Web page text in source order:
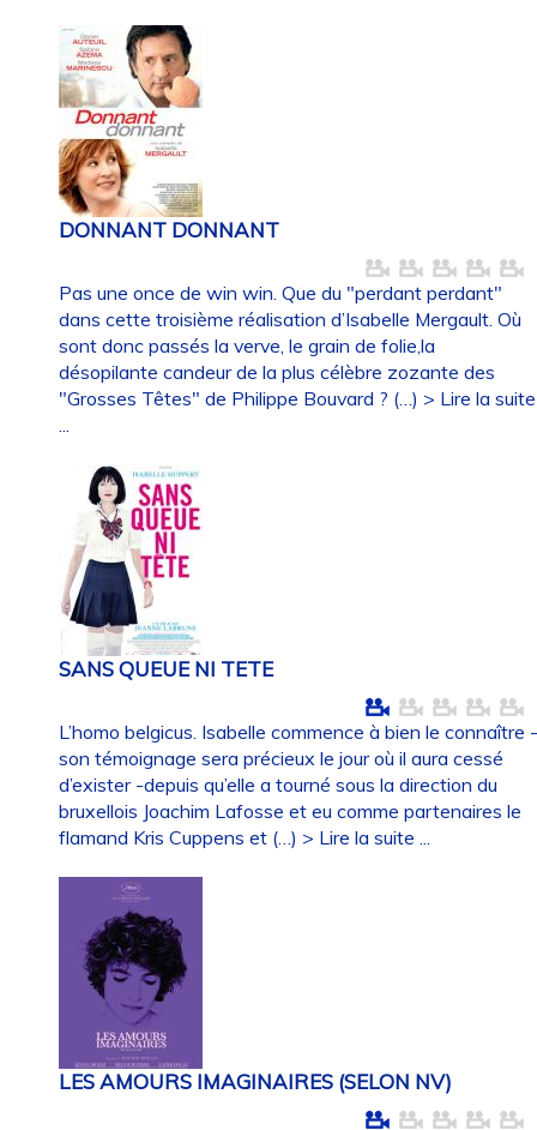
DONNANT DONNANT
Pas une once de win win. Que du "perdant perdant"
dans cette troisième réalisation d’Isabelle Mergault. Où
sont donc passés la verve, le grain de folie,la
désopilante candeur de la plus célèbre zozante des
"Grosses Têtes" de Philippe Bouvard ? (…) > Lire la suite
SANS QUEUE NI TETE
L’homo belgicus. Isabelle commence à bien le connaître
son témoignage sera précieux le jour où il aura cessé
d’exister -depuis qu’elle a tourné sous la direction du
bruxellois Joachim Lafosse et eu comme partenaires le
flamand Kris Cuppens et (…) > Lire la suite ...
LES AMOURS IMAGINAIRES (SELON NV)